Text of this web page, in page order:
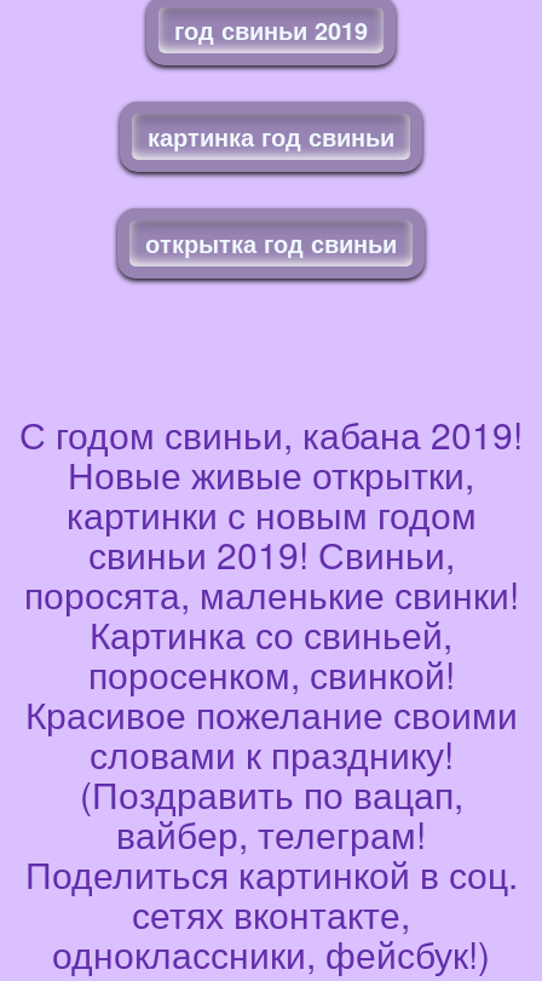
год свиньи 2019
картинка год свиньи
открытка год свиньи
С годом свиньи, кабана 2019!
Новые живые открытки,
картинки с новым годом
свиньи 2019! Свиньи,
поросята, маленькие свинки!
Картинка со свиньей,
поросенком, свинкой!
Красивое пожелание своими
словами к празднику!
(Поздравить по вацап,
вайбер, телеграм!
Поделиться картинкой в соц.
сетях вконтакте,
одноклассники, фейсбук!)